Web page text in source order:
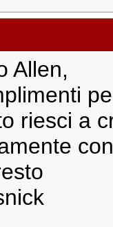
Allen,
riesci a